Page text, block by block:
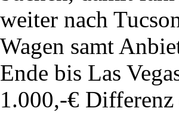
weiter nach
Wagen samt
Ende bis Las
1.000,-€ Differenz